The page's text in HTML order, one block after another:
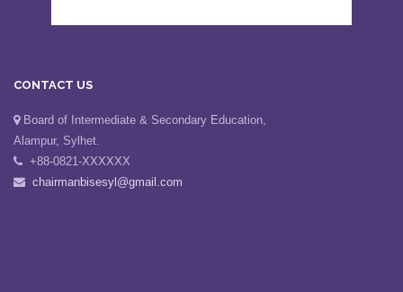
CONTACT US
Board of Intermediate & Secondary Education,
Alampur, Sylhet.
+88-0821-XXXXXX
chairmanbisesyl@gmail.com